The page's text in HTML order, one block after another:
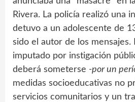
Rivera. La policía realizó una
detuvo a un adolescente de
sido el autor de los mensajes.
imputado por instigación
deberá someterse -por un
medidas socioeducativas no
servicios comunitarios y un